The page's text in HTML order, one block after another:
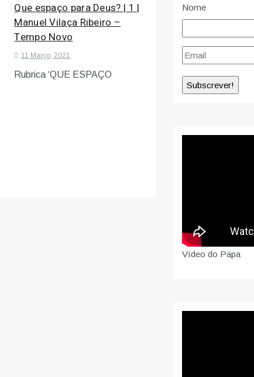
Que espaço para Deus? | 1 |
Manuel Vilaça Ribeiro –
Tempo Novo
11 Março, 2021
Rubrica ‘QUE ESPAÇO
Nome
Vídeo do Papa